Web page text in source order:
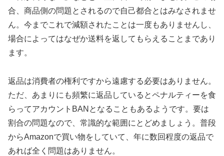
合、商品側の問題とされるので自己都合とはみなされませ
ん。今までこれで減額されたことは一度もありませんし、
場合によってはなぜか送料を返してもらえることまであり
ます。
返品は消費者の権利ですから遠慮する必要はありません。
ただ、あまりにも頻繁に返品しているとペナルティーを食
らってアカウントBANとなることもあるようです。要は
割合の問題なので、常識的な範囲にとどめましょう。普段
からAmazonで買い物をしていて、年に数回程度の返品で
あれば全く問題はありません。